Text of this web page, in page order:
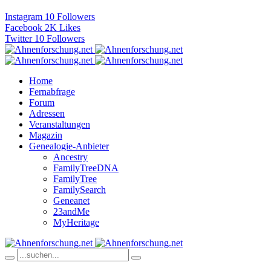
Instagram 10 Followers
Facebook 2K Likes
Twitter 10 Followers
Home
Fernabfrage
Forum
Adressen
Veranstaltungen
Magazin
Genealogie-Anbieter
Ancestry
FamilyTreeDNA
FamilyTree
FamilySearch
Geneanet
23andMe
MyHeritage